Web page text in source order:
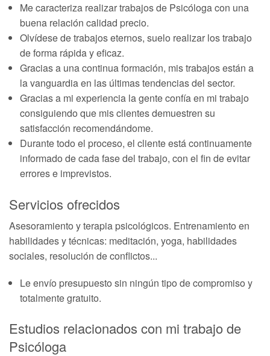
Me caracteriza realizar trabajos de Psicóloga con una
buena relación calidad precio.
Olvídese de trabajos eternos, suelo realizar los trabajo
de forma rápida y eficaz.
Gracias a una continua formación, mis trabajos están a
la vanguardia en las últimas tendencias del sector.
Gracias a mi experiencia la gente confía en mi trabajo
consiguiendo que mis clientes demuestren su
satisfacción recomendándome.
Durante todo el proceso, el cliente está continuamente
informado de cada fase del trabajo, con el fin de evitar
errores e imprevistos.
Servicios ofrecidos
Asesoramiento y terapia psicológicos. Entrenamiento en
habilidades y técnicas: meditación, yoga, habilidades
sociales, resolución de conflictos...
Le envío presupuesto sin ningún tipo de compromiso y
totalmente gratuito.
Estudios relacionados con mi trabajo de
Psicóloga